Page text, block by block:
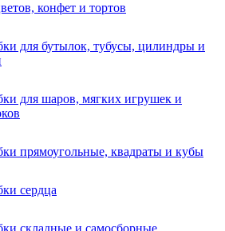
конфет и тортов
для бутылок, тубусы, цилиндры и
для шаров, мягких игрушек и
прямоугольные, квадраты и кубы
сердца
складные и самосборные